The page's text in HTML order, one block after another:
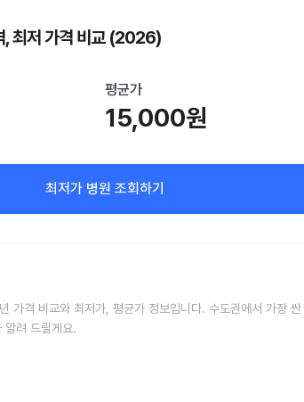
, 최저 가격 비교 (2026)
평균가
15,000원
최저가 병원 조회하기
격 비교와 최저가, 평균가 정보입니다. 수도권에서 가장 싼
알려 드릴게요.